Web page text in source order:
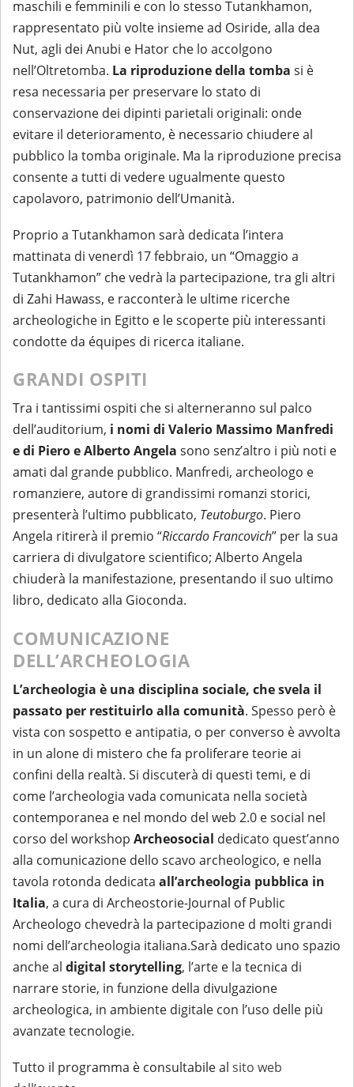
maschili e femminili e con lo stesso Tutankhamon,
rappresentato più volte insieme ad Osiride, alla dea
Nut, agli dei Anubi e Hator che lo accolgono
nell’Oltretomba. La riproduzione della tomba si è
resa necessaria per preservare lo stato di
conservazione dei dipinti parietali originali: onde
evitare il deterioramento, è necessario chiudere al
pubblico la tomba originale. Ma la riproduzione precisa
consente a tutti di vedere ugualmente questo
capolavoro, patrimonio dell’Umanità.
Proprio a Tutankhamon sarà dedicata l’intera
mattinata di venerdì 17 febbraio, un “Omaggio a
Tutankhamon” che vedrà la partecipazione, tra gli altri
di Zahi Hawass, e racconterà le ultime ricerche
archeologiche in Egitto e le scoperte più interessanti
condotte da équipes di ricerca italiane.
GRANDI OSPITI
Tra i tantissimi ospiti che si alterneranno sul palco
dell’auditorium, i nomi di Valerio Massimo Manfredi
e di Piero e Alberto Angela sono senz’altro i più noti e
amati dal grande pubblico. Manfredi, archeologo e
romanziere, autore di grandissimi romanzi storici,
presenterà l’ultimo pubblicato, Teutoburgo. Piero
Angela ritirerà il premio “Riccardo Francovich” per la sua
carriera di divulgatore scientifico; Alberto Angela
chiuderà la manifestazione, presentando il suo ultimo
libro, dedicato alla Gioconda.
COMUNICAZIONE
DELL’ARCHEOLOGIA
L’archeologia è una disciplina sociale, che svela il
passato per restituirlo alla comunità. Spesso però è
vista con sospetto e antipatia, o per converso è avvolta
in un alone di mistero che fa proliferare teorie ai
confini della realtà. Si discuterà di questi temi, e di
come l’archeologia vada comunicata nella società
contemporanea e nel mondo del web 2.0 e social nel
corso del workshop Archeosocial dedicato quest’anno
alla comunicazione dello scavo archeologico, e nella
tavola rotonda dedicata all’archeologia pubblica in
Italia, a cura di Archeostorie-Journal of Public
Archeologo chevedrà la partecipazione d molti grandi
nomi dell’archeologia italiana.Sarà dedicato uno spazio
anche al digital storytelling, l’arte e la tecnica di
narrare storie, in funzione della divulgazione
archeologica, in ambiente digitale con l’uso delle più
avanzate tecnologie.
Tutto il programma è consultabile al sito web